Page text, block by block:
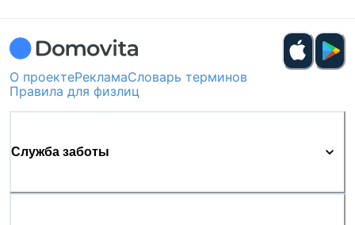
О проектеРекламаСловарь терминов
Правила для физлиц
Служба заботы